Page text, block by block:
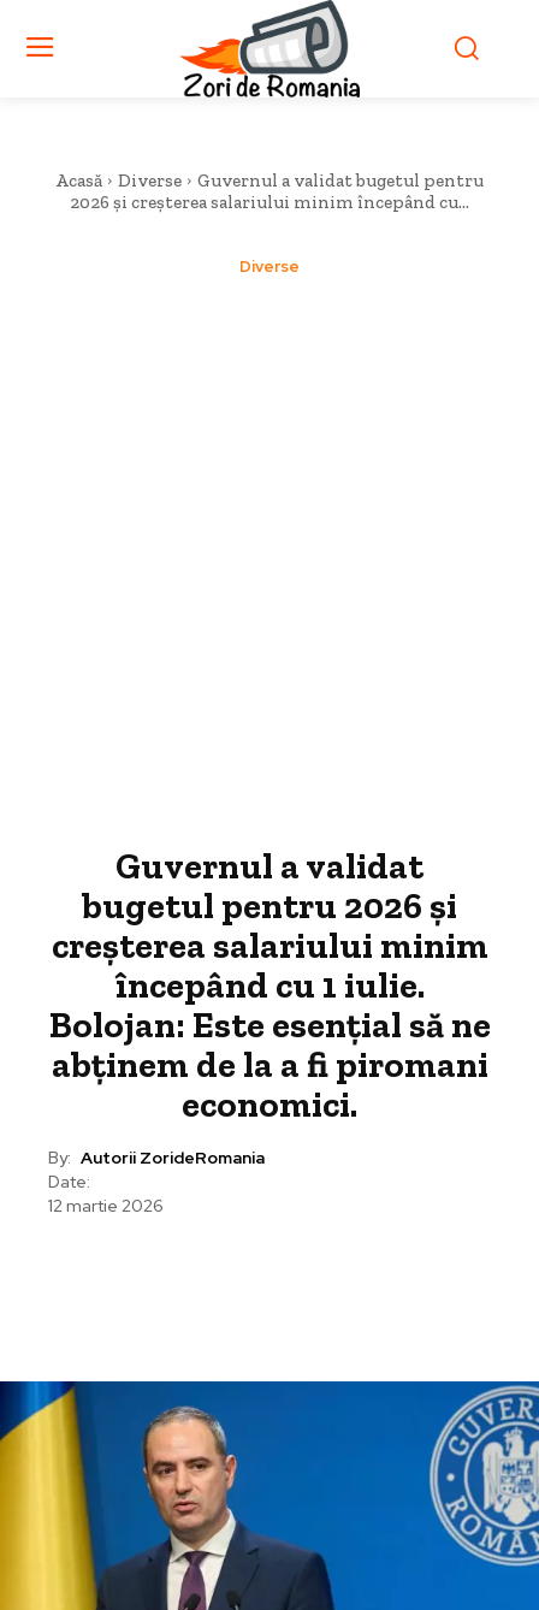
Acasă Diverse
Guvernul a validat bugetul pentru
2026 și creșterea salariului minim începând cu...
Diverse
Guvernul a validat
bugetul pentru 2026 și
creșterea salariului minim
începând cu 1 iulie.
Bolojan: Este esențial să ne
abținem de la a fi piromani
economici.
By: Autorii ZorideRomania
Date:
12 martie 2026